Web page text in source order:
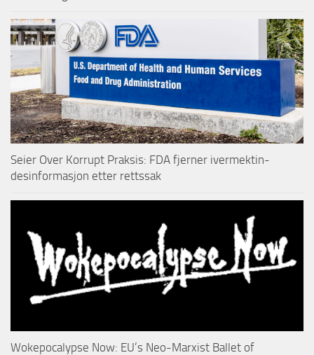
Seier Over Korrupt Praksis: FDA fjerner ivermektin-
desinformasjon etter rettssak
Wokepocalypse Now: EU’s Neo-Marxist Ballet of